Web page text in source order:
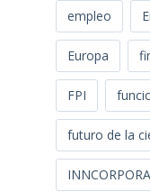
empleo
Europa
FPI
futuro de la
INNCORPORA